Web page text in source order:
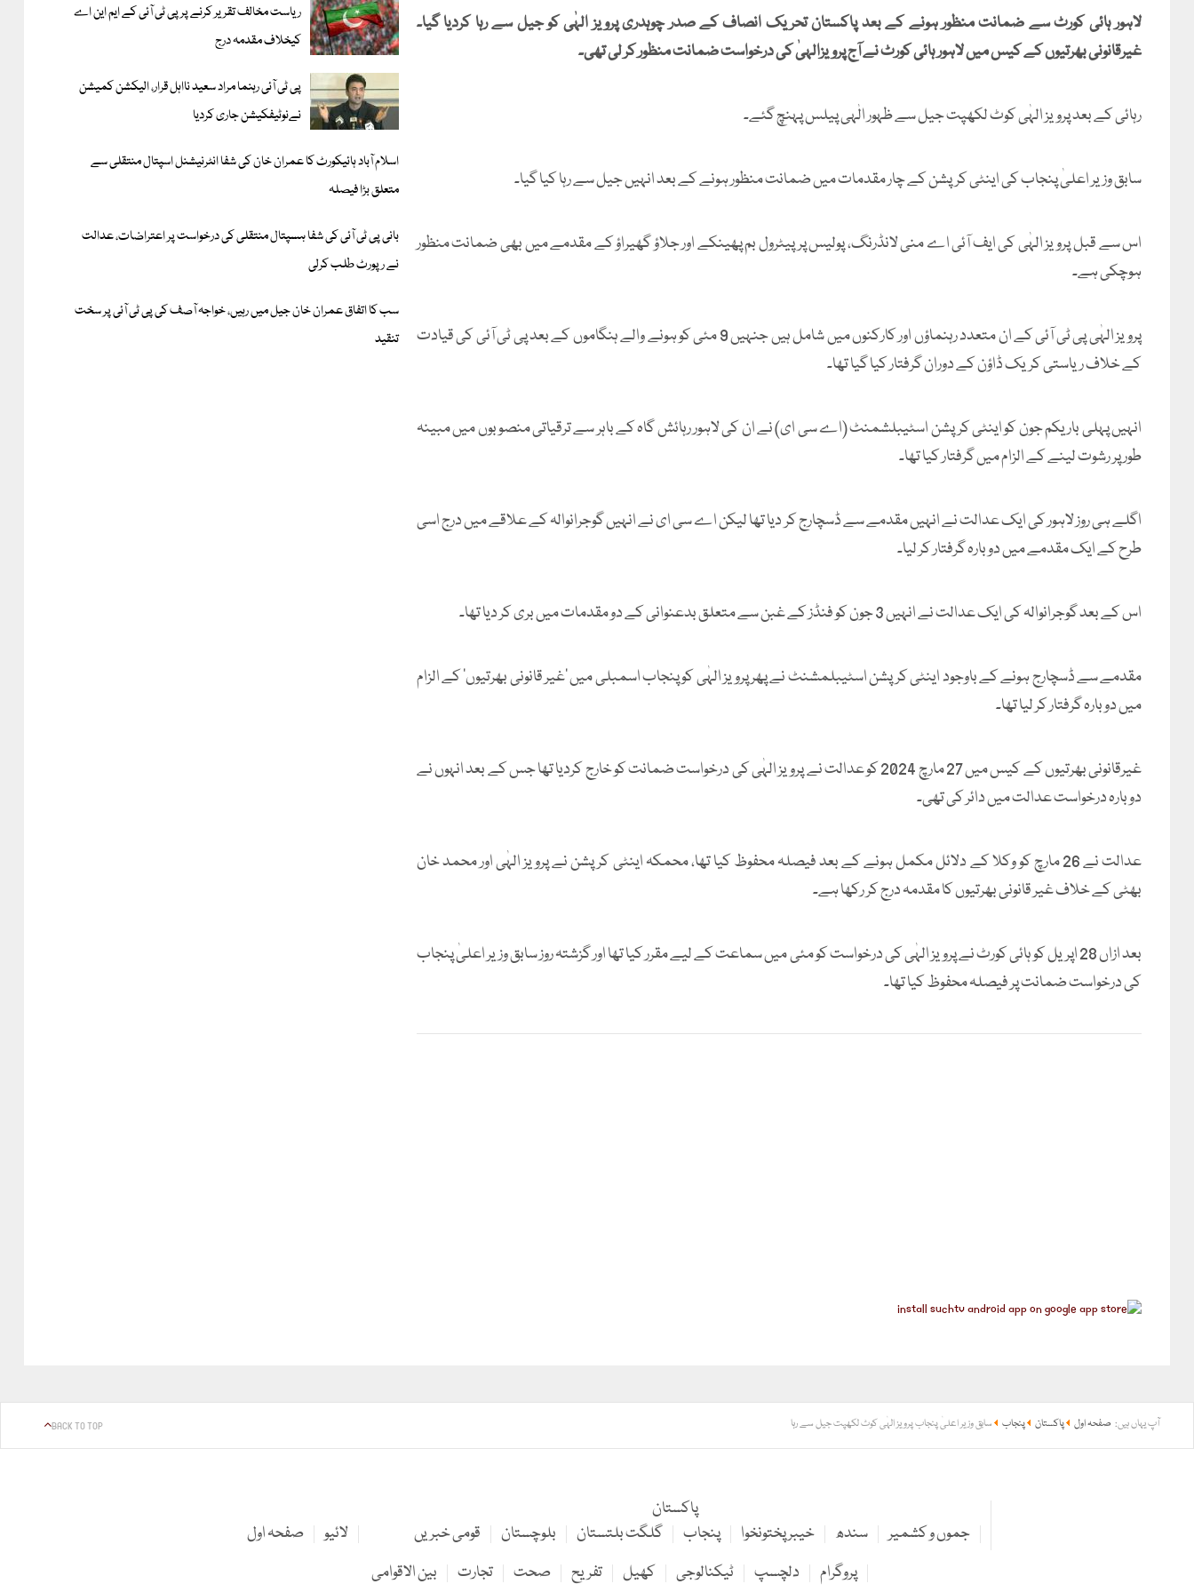
لاہور ہائی کورٹ سے ضمانت منظور ہونے کے بعد پاکستان تحریک انصاف کے صدر چوہدری پرویز الہٰی کو جیل سے رہا کردیا گیا۔
غیرقانونی بھرتیوں کے کیس میں لاہور ہائی کورٹ نے آج پرویزالہیٰ کی درخواست ضمانت منظور کر لی تھی۔
رہائی کے بعد پرویز الہٰی کوٹ لکھپت جیل سے ظہور الٰہی پیلس پہنچ گئے۔
سابق وزیر اعلیٰ پنجاب کی اینٹی کرپشن کے چار مقدمات میں ضمانت منظور ہونے کے بعد انہیں جیل سے رہا کیا گیا۔
اس سے قبل پرویز الہٰی کی ایف آئی اے منی لانڈرنگ، پولیس پر پیٹرول بم پھینکے اور جلاؤ گھیراؤ کے مقدمے میں بھی ضمانت منظور
ہوچکی ہے۔
پرویز الہٰی پی ٹی آئی کے ان متعدد رہنماؤں اور کارکنوں میں شامل ہیں جنہیں 9 مئی کو ہونے والے ہنگاموں کے بعد پی ٹی آئی کی قیادت
کے خلاف ریاستی کریک ڈاؤن کے دوران گرفتار کیا گیا تھا۔
انہیں پہلی بار یکم جون کو اینٹی کرپشن اسٹیبلشمنٹ (اے سی ای) نے ان کی لاہور رہائش گاہ کے باہر سے ترقیاتی منصوبوں میں مبینہ
طور پر رشوت لینے کے الزام میں گرفتار کیا تھا۔
اگلے ہی روز لاہور کی ایک عدالت نے انہیں مقدمے سے ڈسچارج کر دیا تھا لیکن اے سی ای نے انہیں گوجرانوالہ کے علاقے میں درج اسی
طرح کے ایک مقدمے میں دوبارہ گرفتار کر لیا۔
اس کے بعد گوجرانوالہ کی ایک عدالت نے انہیں 3 جون کو فنڈز کے غبن سے متعلق بدعنوانی کے دو مقدمات میں بری کر دیا تھا۔
مقدمے سے ڈسچارج ہونے کے باوجود اینٹی کرپشن اسٹیبلمشنٹ نے پھر پرویز الہٰی کو پنجاب اسمبلی میں ’غیر قانونی بھرتیوں‘ کے الزام
میں دوبارہ گرفتار کر لیا تھا۔
غیرقانونی بھرتیوں کے کیس میں 27 مارچ 2024 کو عدالت نے پرویز الہٰی کی درخواست ضمانت کو خارج کردیا تھا جس کے بعد انہوں نے
دوبارہ درخواست عدالت میں دائر کی تھی۔
عدالت نے 26 مارچ کو وکلا کے دلائل مکمل ہونے کے بعد فیصلہ محفوظ کیا تھا، محمکہ اینٹی کرپشن نے پرویز الہٰی اور محمد خان
بھٹی کے خلاف غیر قانونی بھرتیوں کا مقدمہ درج کر رکھا ہے۔
بعد ازاں 28 اپریل کو ہائی کورٹ نے پرویز الہٰی کی درخواست کو مئی میں سماعت کے لیے مقرر کیا تھا اور گزشتہ روز سابق وزیر اعلیٰ پنجاب
کی درخواست ضمانت پر فیصلہ محفوظ کیا تھا۔
ریاست مخالف تقریر کرنے پر پی ٹی آئی کے ایم این اے
کیخلاف مقدمہ درج
پی ٹی آئی رہنما مراد سعید نااہل قرار، الیکشن کمیشن
نےنوٹیفکیشن جاری کردیا
اسلام آباد ہائیکورٹ کا عمران خان کی شفا انٹرنیشنل اسپتال منتقلی سے
متعلق بڑا فیصلہ
بانی پی ٹی آئی کی شفا ہسپتال منتقلی کی درخواست پر اعتراضات، عدالت
نے رپورٹ طلب کرلی
سب کا اتفاق عمران خان جیل میں رہیں، خواجہ آصف کی پی ٹی آئی پر سخت
تنقید
آپ یہاں ہیں: صفحہ اول پاکستان پنجاب سابق وزیر اعلیٰ پنجاب پرویز الہٰی کوٹ لکھپت جیل سے رہا BACK TO TOP
صفحہ اول لائیو
پاکستان
قومی خبریں
بلوچستان گلگت بلتستان پنجاب خیبر پختونخوا سندھ
جموں و کشمیر
بین الاقوامی
تجارت صحت تفریح کھیل ٹیکنالوجی دلچسپ پروگرام